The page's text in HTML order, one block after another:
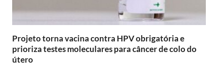
Projeto torna vacina contra HPV obrigatória e
prioriza testes moleculares para câncer de colo do
útero